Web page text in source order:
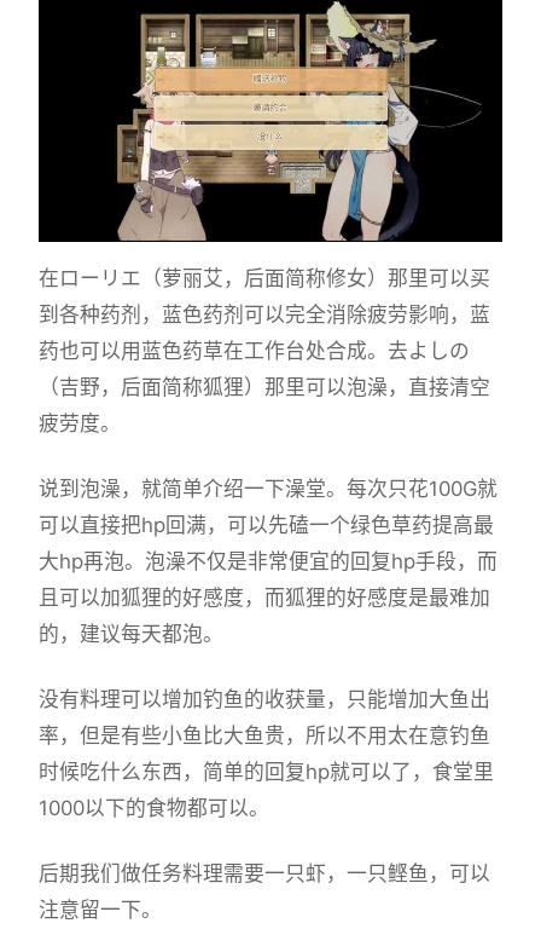
在ローリエ（萝丽艾，后面简称修女）那里可以买
到各种药剂，蓝色药剂可以完全消除疲劳影响，蓝
药也可以用蓝色药草在工作台处合成。去よしの
（吉野，后面简称狐狸）那里可以泡澡，直接清空
疲劳度。
说到泡澡，就简单介绍一下澡堂。每次只花100G就
可以直接把hp回满，可以先磕一个绿色草药提高最
大hp再泡。泡澡不仅是非常便宜的回复hp手段，而
且可以加狐狸的好感度，而狐狸的好感度是最难加
的，建议每天都泡。
没有料理可以增加钓鱼的收获量，只能增加大鱼出
率，但是有些小鱼比大鱼贵，所以不用太在意钓鱼
时候吃什么东西，简单的回复hp就可以了，食堂里
1000以下的食物都可以。
后期我们做任务料理需要一只虾，一只鲣鱼，可以
注意留一下。